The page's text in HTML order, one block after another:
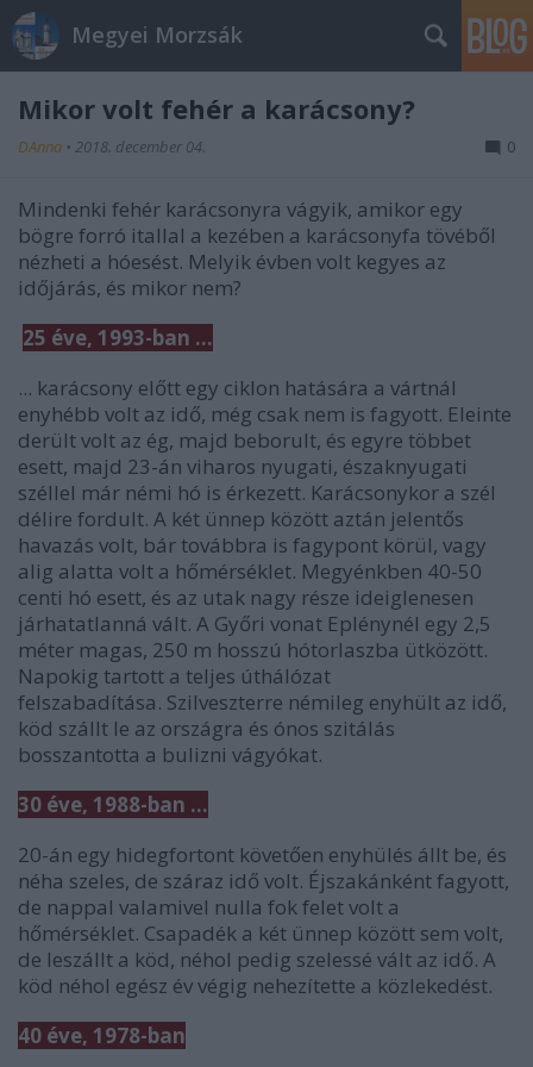
Megyei Morzsák
Mikor volt fehér a karácsony?
DAnna • 2018. december 04. 0
Mindenki fehér karácsonyra vágyik, amikor egy
bögre forró itallal a kezében a karácsonyfa tövéből
nézheti a hóesést. Melyik évben volt kegyes az
időjárás, és mikor nem?
25 éve, 1993-ban ...
... karácsony előtt egy ciklon hatására a vártnál
enyhébb volt az idő, még csak nem is fagyott. Eleinte
derült volt az ég, majd beborult, és egyre többet
esett, majd 23-án viharos nyugati, északnyugati
széllel már némi hó is érkezett. Karácsonykor a szél
délire fordult. A két ünnep között aztán jelentős
havazás volt, bár továbbra is fagypont körül, vagy
alig alatta volt a hőmérséklet. Megyénkben 40-50
centi hó esett, és az utak nagy része ideiglenesen
járhatatlanná vált. A Győri vonat Eplénynél egy 2,5
méter magas, 250 m hosszú hótorlaszba ütközött.
Napokig tartott a teljes úthálózat
felszabadítása. Szilveszterre némileg enyhült az idő,
köd szállt le az országra és ónos szitálás
bosszantotta a bulizni vágyókat.
30 éve, 1988-ban ...
20-án egy hidegfortont követően enyhülés állt be, és
néha szeles, de száraz idő volt. Éjszakánként fagyott,
de nappal valamivel nulla fok felet volt a
hőmérséklet. Csapadék a két ünnep között sem volt,
de leszállt a köd, néhol pedig szelessé vált az idő. A
köd néhol egész év végig nehezítette a közlekedést.
40 éve, 1978-ban